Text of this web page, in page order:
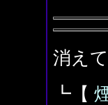
消え
┗【